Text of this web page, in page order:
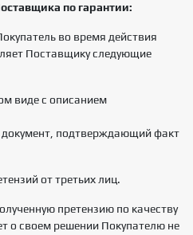
по гарантии:
во время действия
Поставщику следующие
виде с описанием
подтверждающий факт
от третьих лиц.
претензию по качеству
о своем решении Покупателю не